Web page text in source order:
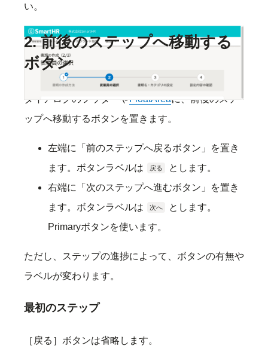
い。
2. 前後のステップへ移動する
ボタン
ダイアログのフッターやFloatAreaに、前後のステ
ップへ移動するボタンを置きます。
左端に「前のステップへ戻るボタン」を置き
ます。ボタンラベルは
戻る
とします。
右端に「次のステップへ進むボタン」を置き
ます。ボタンラベルは
次へ
とします。
Primaryボタンを使います。
ただし、ステップの進捗によって、ボタンの有無や
ラベルが変わります。
最初のステップ
［戻る］ボタンは省略します。